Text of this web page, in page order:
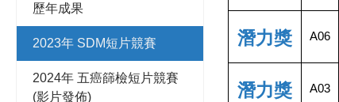
歷年成果
2023年 SDM短片競賽
2024年 五癌篩檢短片競賽
(影片發佈)
潛力獎 A06
潛力獎 A03